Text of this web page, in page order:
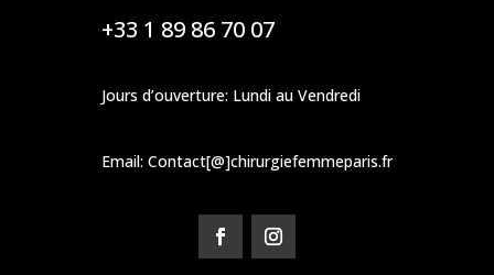
+33 1 89 86 70 07
Jours d’ouverture: Lundi au Vendredi
Email: Contact[@]chirurgiefemmeparis.fr